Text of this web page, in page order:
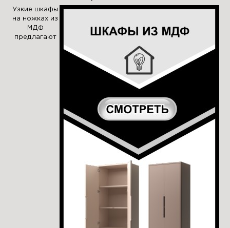
Узкие шкафы
на ножках из
МДФ
предлагают